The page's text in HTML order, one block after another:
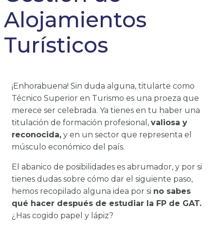
Alojamientos
Turísticos
¡Enhorabuena! Sin duda alguna, titularte como
Técnico Superior en Turismo es una proeza que
merece ser celebrada. Ya tienes en tu haber una
titulación de formación profesional, valiosa y
reconocida, y en un sector que representa el
músculo económico del país.
El abanico de posibilidades es abrumador, y por si
tienes dudas sobre cómo dar el siguiente paso,
hemos recopilado alguna idea por si no sabes
qué hacer después de estudiar la FP de GAT.
¿Has cogido papel y lápiz?